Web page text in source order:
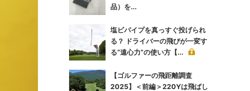
品）を...
塩ビパイプを真っすぐ投げられ
る？ ドライバーの飛びが一変す
る“遠心力”の使い方【...
【ゴルファーの飛距離調査
2025】＜前編＞220Yは飛ばし